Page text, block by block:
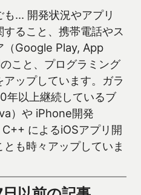
… 開発状況やアプリ
すること、携帯電話やス
（Google Play, App
こと、プログラミング
ップしています。ガラ
年以上継続しているブ
）や iPhone開発
によるiOSアプリ開
も時々アップしていま